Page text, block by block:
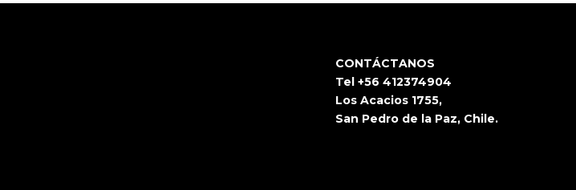
CONTÁCTANOS
Tel +56 412374904
Los Acacios 1755,
San Pedro de la Paz, Chile.